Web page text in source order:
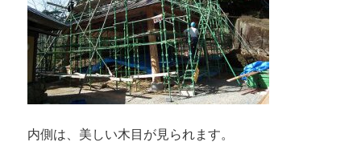
内側は、美しい木目が見られます。